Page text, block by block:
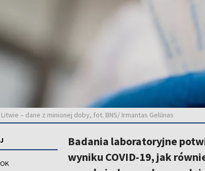
– dane z minionej doby, fot. BNS/ Irmantas Gelūnas
Badania laboratoryjne
wyniku COVID-19, jak